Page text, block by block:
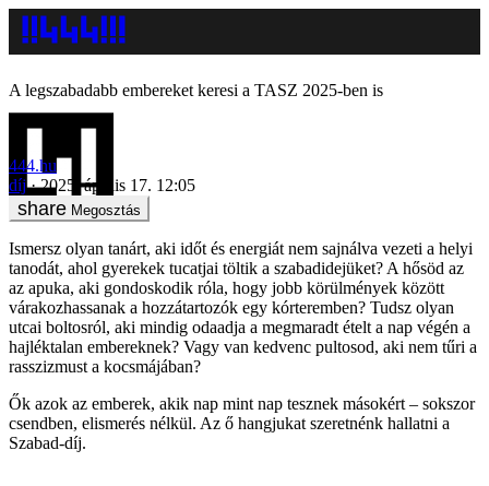
A legszabadabb embereket keresi a TASZ 2025-ben is
444.hu
díj
2025. április 17. 12:05
Megosztás
Ismersz olyan tanárt, aki időt és energiát nem sajnálva vezeti a helyi
tanodát, ahol gyerekek tucatjai töltik a szabadidejüket? A hősöd az
az apuka, aki gondoskodik róla, hogy jobb körülmények között
várakozhassanak a hozzátartozók egy kórteremben? Tudsz olyan
utcai boltosról, aki mindig odaadja a megmaradt ételt a nap végén a
hajléktalan embereknek? Vagy van kedvenc pultosod, aki nem tűri a
rasszizmust a kocsmájában?
Ők azok az emberek, akik nap mint nap tesznek másokért – sokszor
csendben, elismerés nélkül. Az ő hangjukat szeretnénk hallatni a
Szabad-díj.